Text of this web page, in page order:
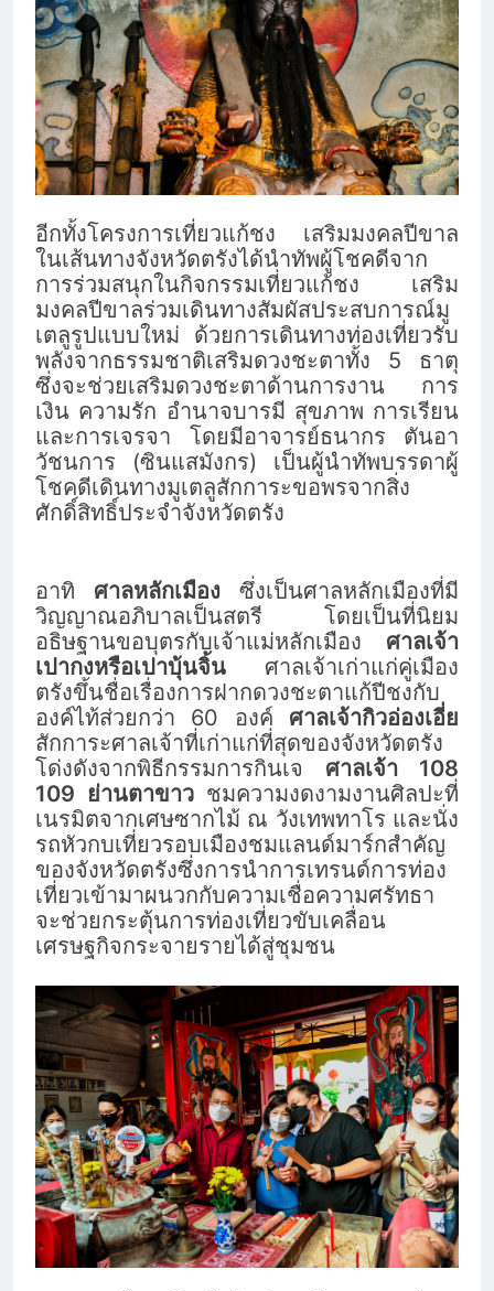
อีกทั้งโครงการเที่ยวแก้ชง เสริมมงคลปีขาล
ในเส้นทางจังหวัดตรังได้นำทัพผู้โชคดีจาก
การร่วมสนุกในกิจกรรมเที่ยวแก้ชง เสริม
มงคลปีขาลร่วมเดินทางสัมผัสประสบการณ์มู
เตลูรูปแบบใหม่ ด้วยการเดินทางท่องเที่ยวรับ
พลังจากธรรมชาติเสริมดวงชะตาทั้ง 5 ธาตุ
ซึ่งจะช่วยเสริมดวงชะตาด้านการงาน การ
เงิน ความรัก อำนาจบารมี สุขภาพ การเรียน
และการเจรจา โดยมีอาจารย์ธนากร ตันอา
วัชนการ (ซินแสมังกร) เป็นผู้นำทัพบรรดาผู้
โชคดีเดินทางมูเตลูสักการะขอพรจากสิ่ง
ศักดิ์สิทธิ์ประจำจังหวัดตรัง
อาทิ ศาลหลักเมืองซึ่งเป็นศาลหลักเมืองที่มี
วิญญาณอภิบาลเป็นสตรี โดยเป็นที่นิยม
อธิษฐานขอบุตรกับเจ้าแม่หลักเมือง ศาลเจ้า
เปากงหรือเปาบุ้นจิ้น ศาลเจ้าเก่าแก่คู่เมือง
ตรังขึ้นชื่อเรื่องการฝากดวงชะตาแก้ปีชงกับ
องค์ไท้ส่วยกว่า 60 องค์ ศาลเจ้ากิวอ่องเอี่ย
สักการะศาลเจ้าที่เก่าแก่ที่สุดของจังหวัดตรัง
โด่งดังจากพิธีกรรมการกินเจ ศาลเจ้า 108
109 ย่านตาขาวชมความงดงามงานศิลปะที่
เนรมิตจากเศษซากไม้ ณ วังเทพทาโร และนั่ง
รถหัวกบเที่ยวรอบเมืองชมแลนด์มาร์กสำคัญ
ของจังหวัดตรังซึ่งการนำการเทรนด์การท่อง
เที่ยวเข้ามาผนวกกับความเชื่อความศรัทธา
จะช่วยกระตุ้นการท่องเที่ยวขับเคลื่อน
เศรษฐกิจกระจายรายได้สู่ชุมชน